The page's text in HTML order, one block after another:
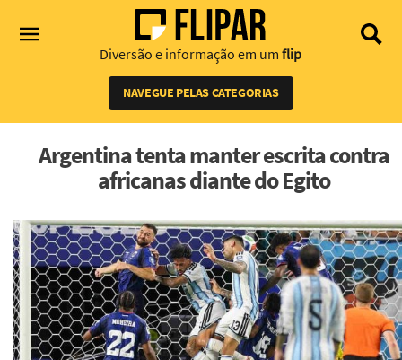
Diversão e informação em um flip
NAVEGUE PELAS CATEGORIAS
Argentina tenta manter escrita contra
africanas diante do Egito